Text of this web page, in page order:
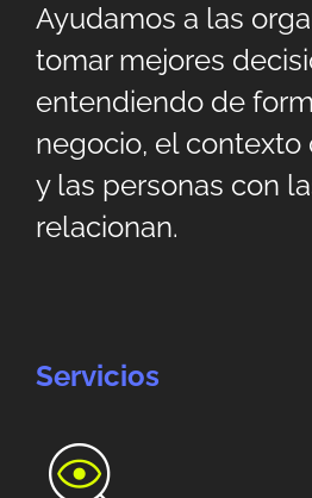
Ayudamos a las
tomar mejores
entendiendo de
negocio, el contexto
y las personas con
relacionan.
Servicios